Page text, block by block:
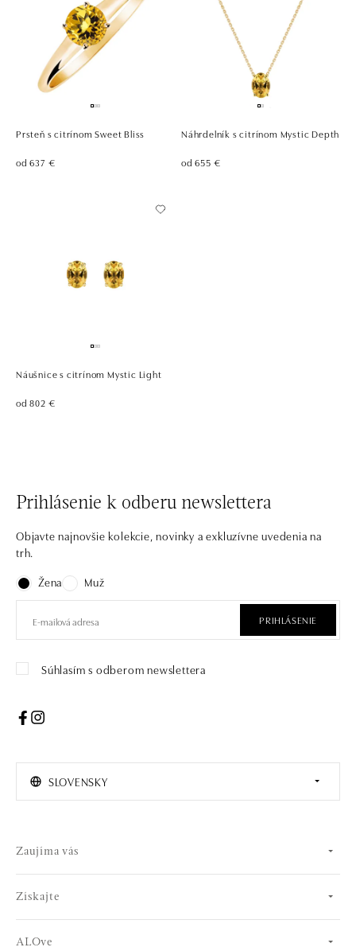
Prsteň s citrínom Sweet Bliss
od 637 €
Náhrdelník s citrínom Mystic Depth
od 655 €
Náušnice s citrínom Mystic Light
od 802 €
Prihlásenie k odberu newslettera
Objavte najnovšie kolekcie, novinky a exkluzívne uvedenia na
trh.
Žena
Muž
PRIHLÁSENIE
Súhlasím s odberom newslettera
SLOVENSKY
Zaujíma vás
Získajte
ALOve